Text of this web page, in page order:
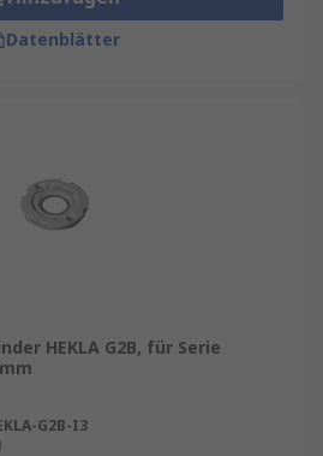
Datenblätter
HEKLA G2B, für Serie
G2B-I3